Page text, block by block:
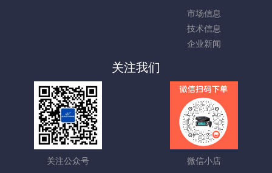
市场信息
技术信息
企业新闻
关注我们
关注公众号 微信小店